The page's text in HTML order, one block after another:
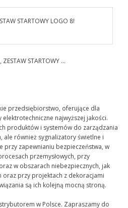
STARTOWY ...
przedsiębiorstwo, oferujące dla
najwyższej jakości.
produktów i systemów do zarządzania
ale również sygnalizatory świetlne i
przy zapewnianiu bezpieczeństwa, w
przemysłowych, przy
w obszarach niebezpiecznych, jak
oraz przy projektach z dekoracjami
są ich kolejną mocną stroną.
w Polsce. Zapraszamy do